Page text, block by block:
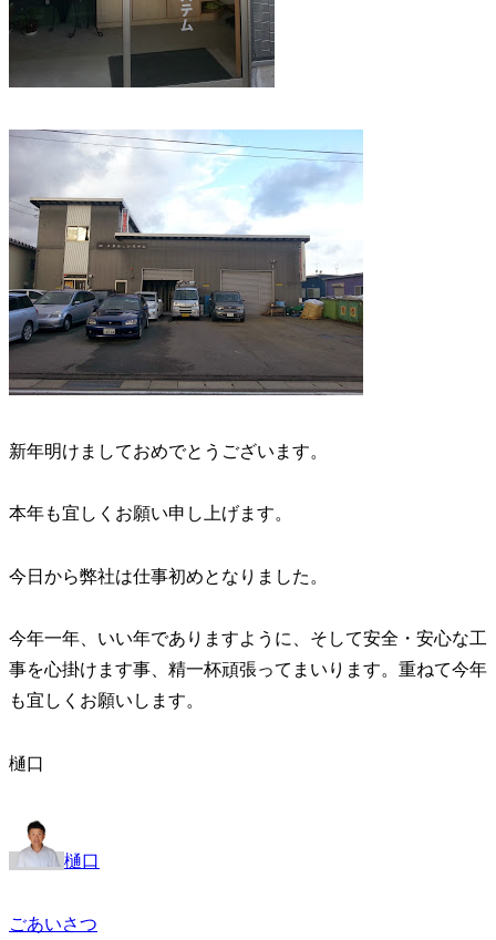
新年明けましておめでとうございます。
本年も宜しくお願い申し上げます。
今日から弊社は仕事初めとなりました。
今年一年、いい年でありますように、そして安全・安心な工
事を心掛けます事、精一杯頑張ってまいります。重ねて今年
も宜しくお願いします。
樋口
樋口
ごあいさつ